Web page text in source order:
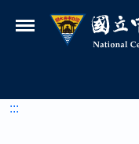
國立中央大
:::